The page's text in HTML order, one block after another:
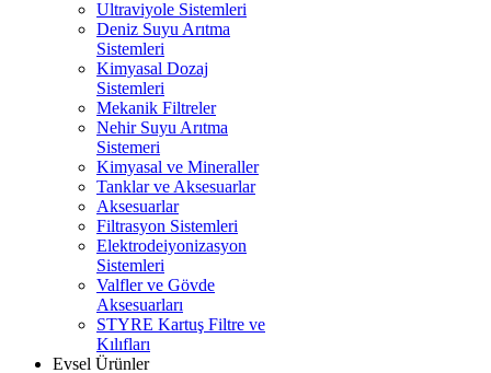
Ultraviyole Sistemleri
Deniz Suyu Arıtma
Sistemleri
Kimyasal Dozaj
Sistemleri
Mekanik Filtreler
Nehir Suyu Arıtma
Sistemeri
Kimyasal ve Mineraller
Tanklar ve Aksesuarlar
Aksesuarlar
Filtrasyon Sistemleri
Elektrodeiyonizasyon
Sistemleri
Valfler ve Gövde
Aksesuarları
STYRE Kartuş Filtre ve
Kılıfları
Evsel Ürünler